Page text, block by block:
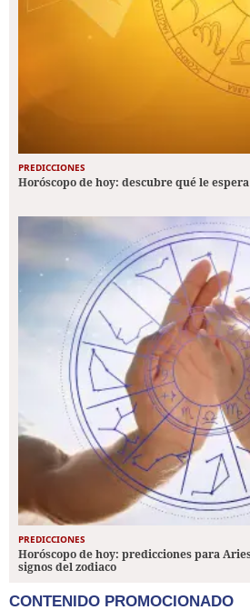
PREDICCIONES
Horóscopo de hoy: descubre qué le
PREDICCIONES
Horóscopo de hoy: predicciones para
signos del zodiaco
CONTENIDO PROMOCIONADO